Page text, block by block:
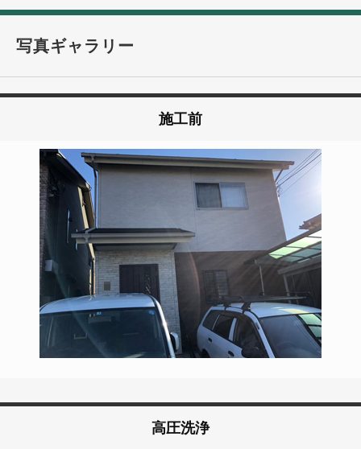
写真ギャラリー
施工前
高圧洗浄